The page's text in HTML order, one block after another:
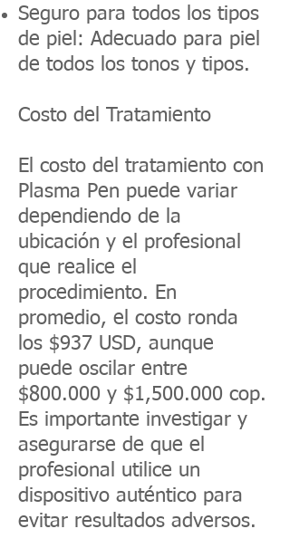
Seguro para todos los tipos
de piel: Adecuado para piel
de todos los tonos y tipos.
Costo del Tratamiento
El costo del tratamiento con
Plasma Pen puede variar
dependiendo de la
ubicación y el profesional
que realice el
procedimiento. En
promedio, el costo ronda
los $937 USD, aunque
puede oscilar entre
$800.000 y $1,500.000 cop.
Es importante investigar y
asegurarse de que el
profesional utilice un
dispositivo auténtico para
evitar resultados adversos.